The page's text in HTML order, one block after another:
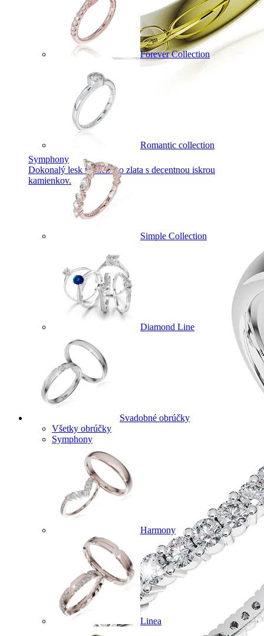
Symphony
Dokonalý lesk tradičného zlata s decentnou iskrou
kamienkov.
Forever Collection
Romantic collection
Simple Collection
Diamond Line
Svadobné obrúčky
Všetky obrúčky
Symphony
Harmony
Linea